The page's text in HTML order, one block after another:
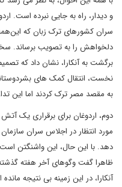
و دیدار، راه به جایی نبرده است.
سران کشورهای ترک زبان که
دلخواهش را به تصویب برساند.
برگشت به آنکارا، نشان داد که
نخست، انتقال کمک های
به مقصد مصر ترک کردند اما این
دوم، اردوغان برای برقراری یک
مورد انتظار در اجلاس سران
دهد. با این حال، این واشنگتن
ظاهرا گفت وگوهای آخر هفته گذشته
آنکارا، در این زمینه بی نتیجه